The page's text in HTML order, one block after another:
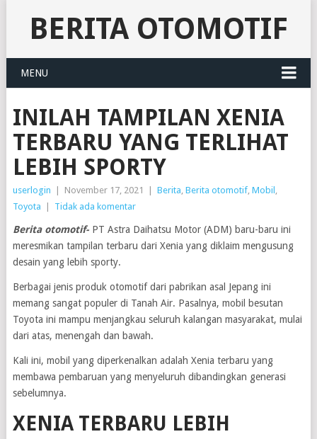
BERITA OTOMOTIF
MENU
INILAH TAMPILAN XENIA
TERBARU YANG TERLIHAT
LEBIH SPORTY
userlogin November 17, 2021 Berita, Berita otomotif, Mobil ,
Toyota
Tidak ada komentar
Berita otomotif-PT Astra Daihatsu Motor (ADM) baru-baru ini
meresmikan tampilan terbaru dari Xenia yang diklaim mengusung
desain yang lebih sporty.
Berbagai jenis produk otomotif dari pabrikan asal Jepang ini
memang sangat populer di Tanah Air. Pasalnya, mobil besutan
Toyota ini mampu menjangkau seluruh kalangan masyarakat, mulai
dari atas, menengah dan bawah.
Kali ini, mobil yang diperkenalkan adalah Xenia terbaru yang
membawa pembaruan yang menyeluruh dibandingkan generasi
sebelumnya.
XENIA TERBARU LEBIH